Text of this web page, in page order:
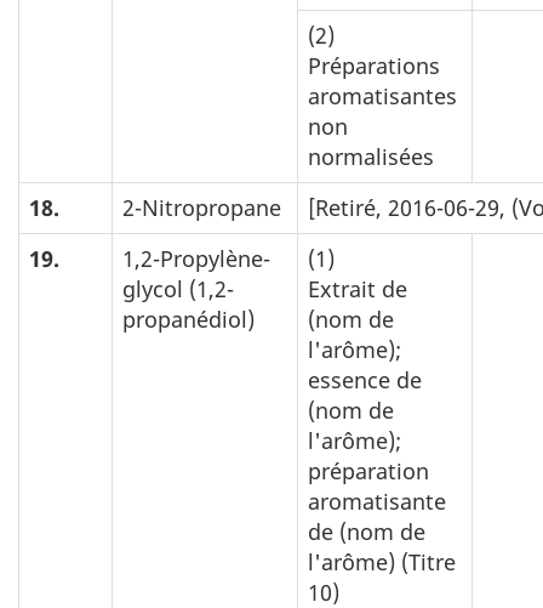
(2)
Préparations
aromatisantes
non
normalisées
18.
2-Nitropropane
[Retiré, 2016-06-29,
19.
1,2-Propylène-
glycol (1,2-
propanédiol)
(1)
Extrait de
(nom de
l'arôme);
essence de
(nom de
l'arôme);
préparation
aromatisante
de (nom de
l'arôme) (Titre
10)